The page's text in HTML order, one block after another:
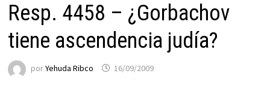
Resp. 4458 – ¿Gorbachov
tiene ascendencia judía?
porYehuda Ribco 16/09/2009